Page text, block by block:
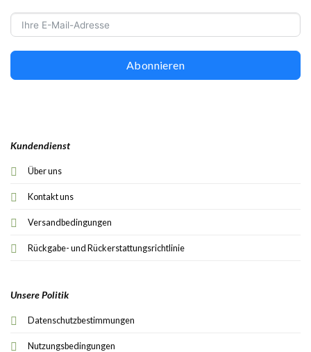
Kundendienst
Über uns
Kontakt uns
Versandbedingungen
Rückgabe- und Rückerstattungsrichtlinie
Unsere Politik
Datenschutzbestimmungen
Nutzungsbedingungen
Abonnieren